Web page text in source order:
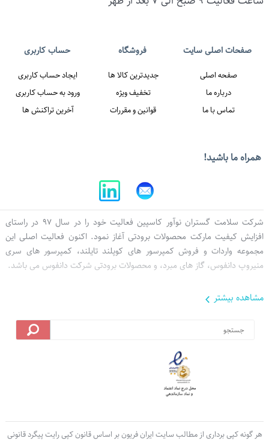
اصلی سایت
صفحه اصلی
قوانین و مقررات
ایجاد حساب کاربری
همراه ما باشيد!
شرکت سلامت گستران نوآور کاسپین فعالیت خود را در سال 97 در راستای
افزایش کیفیت مارکت محصولات برودتی آغاز نمود. اکنون فعالیت اصلی این
مجموعه واردات و فروش کمپرسور های کوپلند تایلند، کمپرسور های سری
منیروپ دانفوس، گاز های مبرد، و محصولات برودتی شرکت دانفوس می باشد.
مشاهده بيشتر
هر گونه کپی برداری از مطالب سایت ایران فریون بر اساس قانون کپی رایت پیگرد قانونی